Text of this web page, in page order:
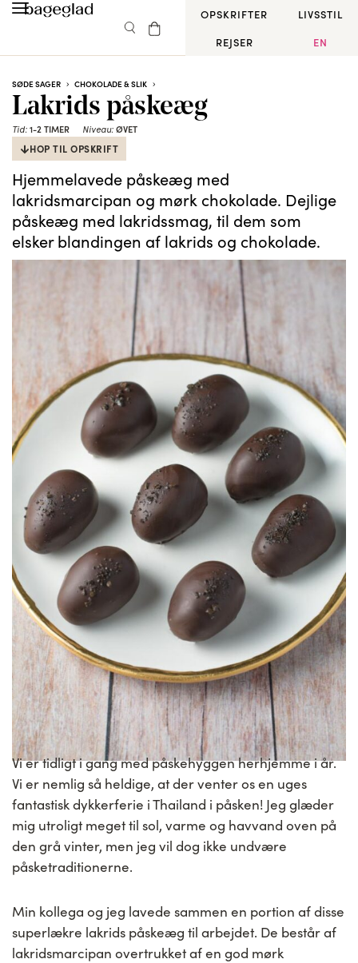
OPSKRIFTER
LIVSSTIL
REJSER
EN
SØDE SAGER CHOKOLADE & SLIK
Lakrids påskeæg
Tid:1-2 TIMER Niveau:ØVET
HOP TIL OPSKRIFT
Hjemmelavede påskeæg med
lakridsmarcipan og mørk chokolade. Dejlige
påskeæg med lakridssmag, til dem som
elsker blandingen af lakrids og chokolade.
Vi er tidligt i gang med påskehyggen herhjemme i år.
Vi er nemlig så heldige, at der venter os en uges
fantastisk dykkerferie i Thailand i påsken! Jeg glæder
mig utroligt meget til sol, varme og havvand oven på
den grå vinter, men jeg vil dog ikke undvære
påsketraditionerne.
Min kollega og jeg lavede sammen en portion af disse
superlækre lakrids påskeæg til arbejdet. De består af
lakridsmarcipan overtrukket af en god mørk